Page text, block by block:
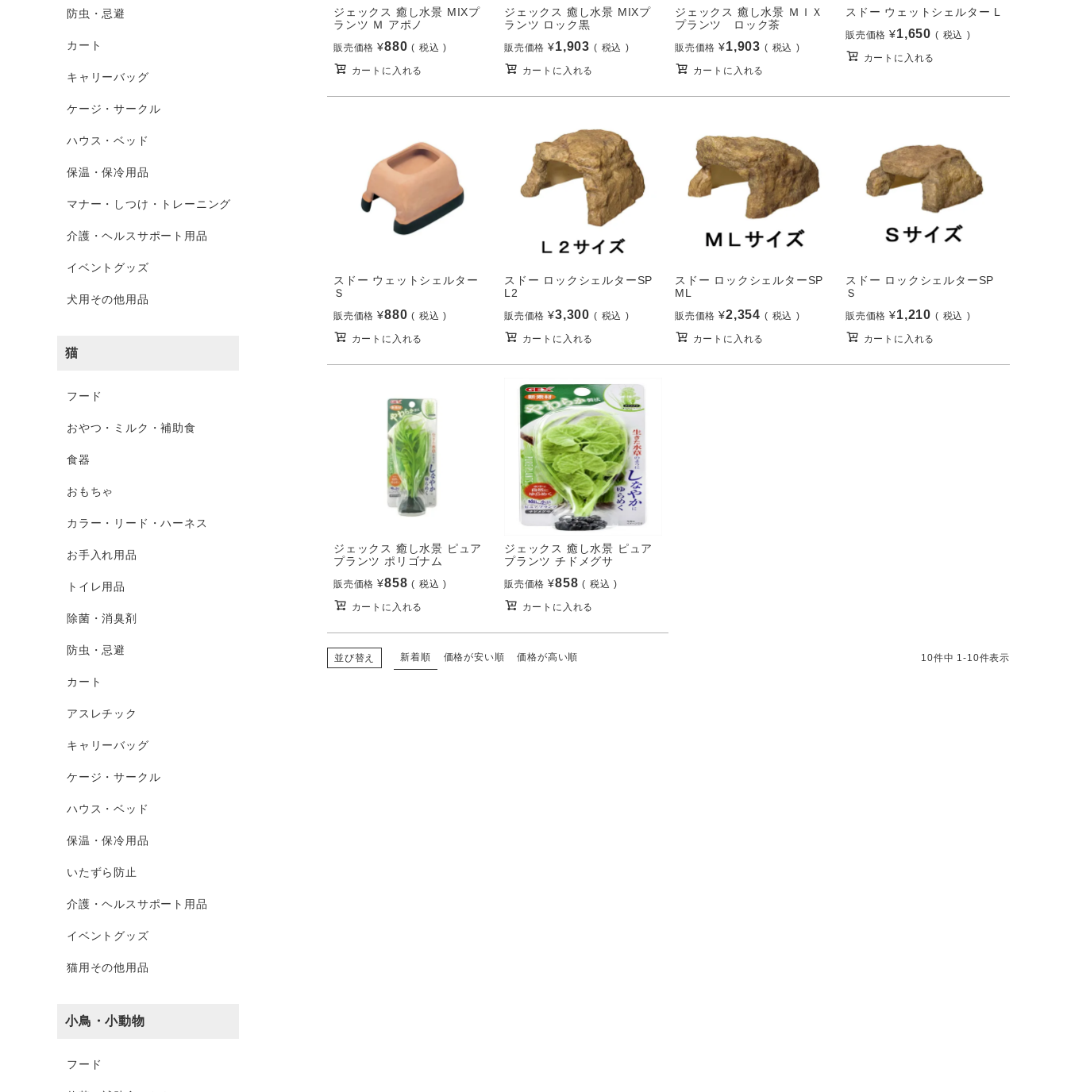
防虫・忌避
カート
キャリーバッグ
ケージ・サークル
ハウス・ベッド
保温・保冷用品
マナー・しつけ・トレーニング
介護・ヘルスサポート用品
イベントグッズ
犬用その他用品
猫
フード
おやつ・ミルク・補助食
食器
おもちゃ
カラー・リード・ハーネス
お手入れ用品
トイレ用品
除菌・消臭剤
防虫・忌避
カート
アスレチック
キャリーバッグ
ケージ・サークル
ハウス・ベッド
保温・保冷用品
いたずら防止
介護・ヘルスサポート用品
イベントグッズ
猫用その他用品
小鳥・小動物
フード
ジェックス 癒し水景 MIXプ
ランツ Ｍ アポノ
販売価格 ¥880 税込
カートに入れる
ジェックス 癒し水景 MIXプ
ランツ ロック黒
販売価格 ¥1,903 税込
カートに入れる
ジェックス 癒し水景 ＭＩＸ
プランツ ロック茶
販売価格 ¥1,903 税込
カートに入れる
スドー ウェットシェルター L
販売価格 ¥1,650 税込
カートに入れる
スドー ウェットシェルター
Ｓ
販売価格 ¥880 税込
カートに入れる
スドー ロックシェルターSP
L2
販売価格 ¥3,300 税込
カートに入れる
スドー ロックシェルターSP
ML
販売価格 ¥2,354 税込
カートに入れる
スドー ロックシェルターSP
Ｓ
販売価格 ¥1,210 税込
カートに入れる
ジェックス 癒し水景 ピュア
プランツ ポリゴナム
販売価格 ¥858 税込
カートに入れる
ジェックス 癒し水景 ピュア
プランツ チドメグサ
販売価格 ¥858 税込
カートに入れる
並び替え 新着順 価格が安い順 価格が高い順 10件中 1-10件表示